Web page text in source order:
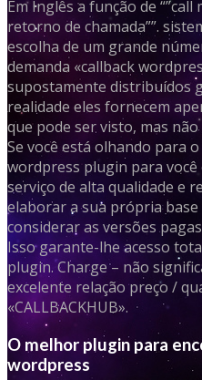
Em Inglês a função de “”call
retorno de chamada””.
escolha de um grande
demanda «callback
supostamente distribuídos
realidade eles fornecem
que pode ser visto, mas
Se você está olhando para
wordpress plugin para
serviço de alta qualidade e
elaborar a sua própria base
considerar as versões
Isso garante-lhe acesso
plugin. Charge – não
excelente relação preço /
«CALLBACKHUB».
O melhor plugin para
wordpress